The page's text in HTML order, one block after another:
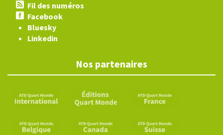
Fil des numéros
Facebook
Bluesky
Linkedin
Nos partenaires